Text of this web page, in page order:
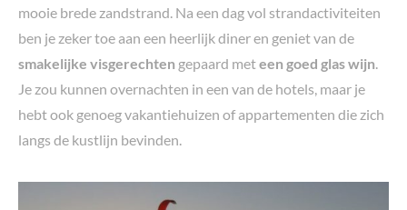
mooie brede zandstrand. Na een dag vol strandactiviteiten
ben je zeker toe aan een heerlijk diner en geniet van de
smakelijke visgerechten gepaard meteen goed glas wijn.
Je zou kunnen overnachten in een van de hotels, maar je
hebt ook genoeg vakantiehuizen of appartementen die zich
langs de kustlijn bevinden.